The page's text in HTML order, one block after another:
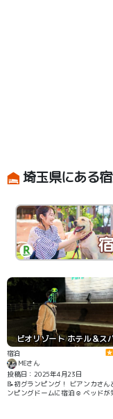
埼玉県にある
宿泊
MEさん
投稿日：2025年4月23日
📝初グランピング！ ビアンカさんと一緒に グラ
ンピングドームに宿泊☺️ ベッドが